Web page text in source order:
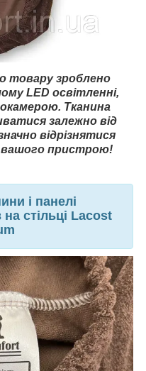
товару зроблено
LED освітленні,
Тканина
залежно від
відрізнятися
вашого пристрою!
і панелі
стільці Lacost